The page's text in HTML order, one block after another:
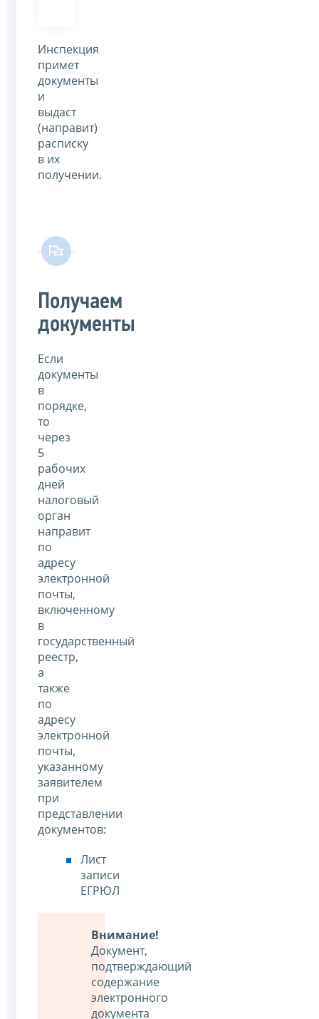
Инспекция
примет
документы
и
выдаст
(направит)
расписку
в их
получении.
Получаем
документы
Если
документы
в
порядке,
то
через
5
рабочих
дней
налоговый
орган
направит
по
адресу
электронной
почты,
включенному
в
государственный
реестр,
а
также
по
адресу
электронной
почты,
указанному
заявителем
при
представлении
документов:
Лист
записи
ЕГРЮЛ
Внимание!
Документ,
подтверждающий
содержание
электронного
документа